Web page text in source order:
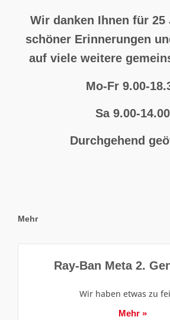
Wir danken Ihnen für 25
schöner Erinnerungen
auf viele weitere
Mo-Fr 9.00-
Sa 9.00-14.00
Durchgehend
Mehr
Ray-Ban Meta 2.
Wir haben etwas zu
Mehr »